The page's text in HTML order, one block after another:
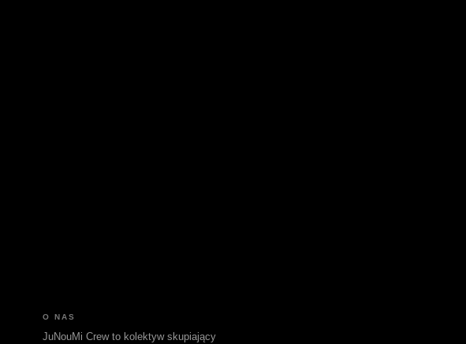
O NAS
JuNouMi Crew to kolektyw skupiający